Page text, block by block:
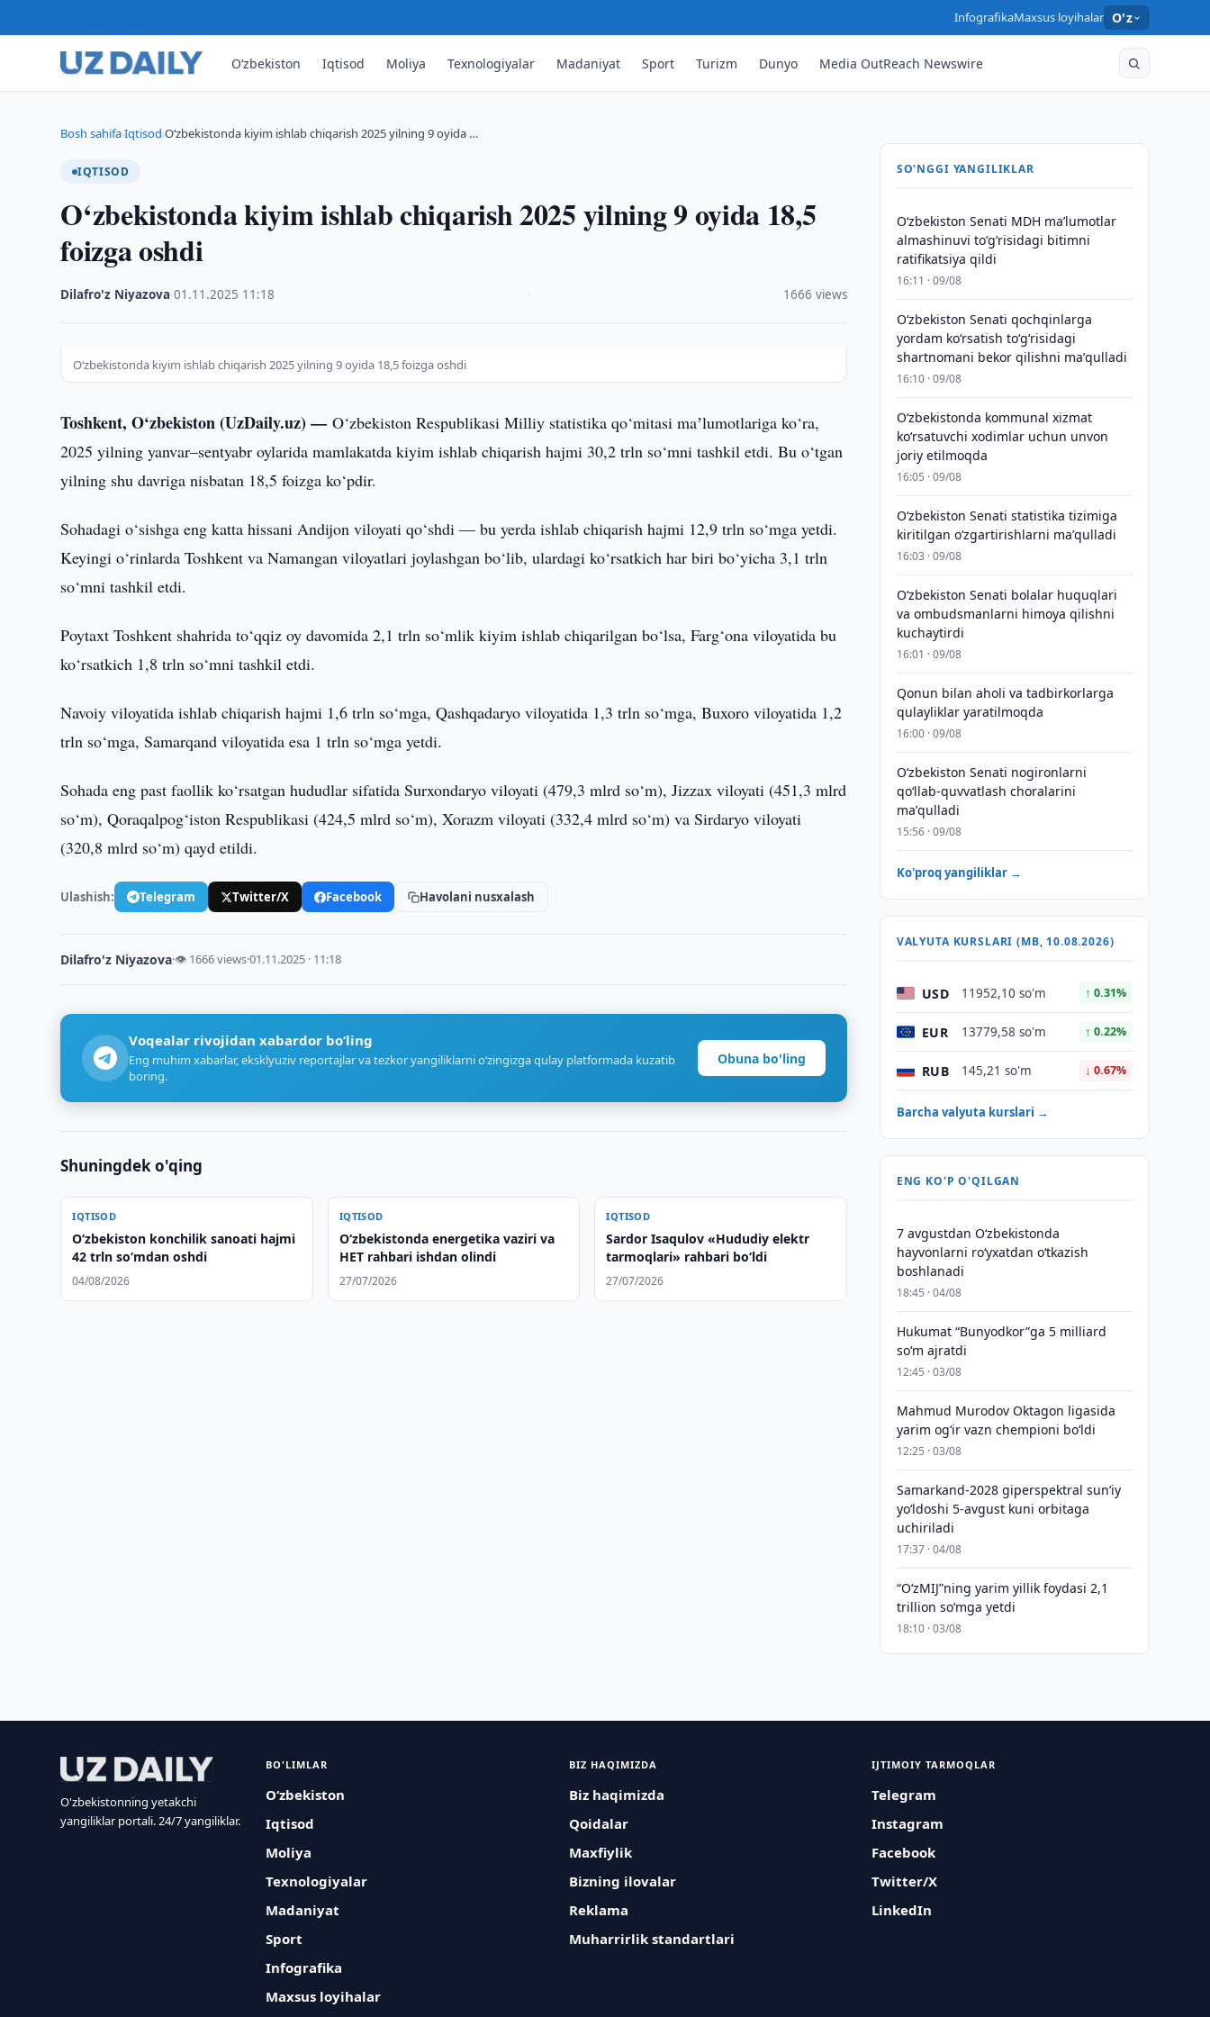
InfografikaMaxsus loyihalar O'z
O‘zbekiston Iqtisod Moliya Texnologiyalar Madaniyat Sport Turizm Dunyo Media OutReach Newswire
Bosh sahifa›Iqtisod›O‘zbekistonda kiyim ishlab chiqarish 2025 yilning 9 oyida …
IQTISOD
O‘zbekistonda kiyim ishlab chiqarish 2025 yilning 9 oyida 18,5
foizga oshdi
Dilafro'z Niyazova ·01.11.2025 11:18 1666 views
O‘zbekistonda kiyim ishlab chiqarish 2025 yilning 9 oyida 18,5 foizga oshdi
Toshkent, O‘zbekiston (UzDaily.uz) —O‘zbekiston Respublikasi Milliy statistika qo‘mitasi maʼlumotlariga ko‘ra,
2025 yilning yanvar–sentyabr oylarida mamlakatda kiyim ishlab chiqarish hajmi 30,2 trln so‘mni tashkil etdi. Bu o‘tgan
yilning shu davriga nisbatan 18,5 foizga ko‘pdir.
Sohadagi o‘sishga eng katta hissani Andijon viloyati qo‘shdi — bu yerda ishlab chiqarish hajmi 12,9 trln so‘mga yetdi.
Keyingi o‘rinlarda Toshkent va Namangan viloyatlari joylashgan bo‘lib, ulardagi ko‘rsatkich har biri bo‘yicha 3,1 trln
so‘mni tashkil etdi.
Poytaxt Toshkent shahrida to‘qqiz oy davomida 2,1 trln so‘mlik kiyim ishlab chiqarilgan bo‘lsa, Farg‘ona viloyatida bu
ko‘rsatkich 1,8 trln so‘mni tashkil etdi.
Navoiy viloyatida ishlab chiqarish hajmi 1,6 trln so‘mga, Qashqadaryo viloyatida 1,3 trln so‘mga, Buxoro viloyatida 1,2
trln so‘mga, Samarqand viloyatida esa 1 trln so‘mga yetdi.
Sohada eng past faollik ko‘rsatgan hududlar sifatida Surxondaryo viloyati (479,3 mlrd so‘m), Jizzax viloyati (451,3 mlrd
so‘m), Qoraqalpog‘iston Respublikasi (424,5 mlrd so‘m), Xorazm viloyati (332,4 mlrd so‘m) va Sirdaryo viloyati
(320,8 mlrd so‘m) qayd etildi.
Ulashish: Telegram Twitter/X Facebook Havolani nusxalash
Dilafro'z Niyazova·👁 1666 views·01.11.2025 · 11:18
Voqealar rivojidan xabardor bo‘ling
Eng muhim xabarlar, eksklyuziv reportajlar va tezkor yangiliklarni o‘zingizga qulay platformada kuzatib
boring.
Obuna bo'ling
Shuningdek o'qing
IQTISOD
O‘zbekiston konchilik sanoati hajmi
42 trln so‘mdan oshdi
04/08/2026
IQTISOD
O‘zbekistonda energetika vaziri va
HET rahbari ishdan olindi
27/07/2026
IQTISOD
Sardor Isaqulov «Hududiy elektr
tarmoqlari» rahbari bo‘ldi
27/07/2026
SO'NGGI YANGILIKLAR
Oʻzbekiston Senati MDH maʼlumotlar
almashinuvi toʻgʻrisidagi bitimni
ratifikatsiya qildi
16:11 · 09/08
Oʻzbekiston Senati qochqinlarga
yordam koʻrsatish toʻgʻrisidagi
shartnomani bekor qilishni maʼqulladi
16:10 · 09/08
Oʻzbekistonda kommunal xizmat
koʻrsatuvchi xodimlar uchun unvon
joriy etilmoqda
16:05 · 09/08
Oʻzbekiston Senati statistika tizimiga
kiritilgan oʻzgartirishlarni maʼqulladi
16:03 · 09/08
Oʻzbekiston Senati bolalar huquqlari
va ombudsmanlarni himoya qilishni
kuchaytirdi
16:01 · 09/08
Qonun bilan aholi va tadbirkorlarga
qulayliklar yaratilmoqda
16:00 · 09/08
Oʻzbekiston Senati nogironlarni
qoʻllab-quvvatlash choralarini
maʼqulladi
15:56 · 09/08
Ko'proq yangiliklar →
VALYUTA KURSLARI (MB, 10.08.2026)
USD 11952,10 so'm ↑ 0.31%
EUR 13779,58 so'm ↑ 0.22%
RUB 145,21 so'm ↓ 0.67%
Barcha valyuta kurslari →
ENG KO'P O'QILGAN
7 avgustdan O‘zbekistonda
hayvonlarni ro‘yxatdan o‘tkazish
boshlanadi
18:45 · 04/08
Hukumat “Bunyodkor”ga 5 milliard
so‘m ajratdi
12:45 · 03/08
Mahmud Murodov Oktagon ligasida
yarim og‘ir vazn chempioni bo‘ldi
12:25 · 03/08
Samarkand-2028 giperspektral sun’iy
yo‘ldoshi 5-avgust kuni orbitaga
uchiriladi
17:37 · 04/08
“O‘zMIJ”ning yarim yillik foydasi 2,1
trillion so‘mga yetdi
18:10 · 03/08
O'zbekistonning yetakchi
yangiliklar portali. 24/7 yangiliklar.
BO'LIMLAR
O‘zbekiston
Iqtisod
Moliya
Texnologiyalar
Madaniyat
Sport
Infografika
Maxsus loyihalar
BIZ HAQIMIZDA
Biz haqimizda
Qoidalar
Maxfiylik
Bizning ilovalar
Reklama
Muharrirlik standartlari
IJTIMOIY TARMOQLAR
Telegram
Instagram
Facebook
Twitter/X
LinkedIn